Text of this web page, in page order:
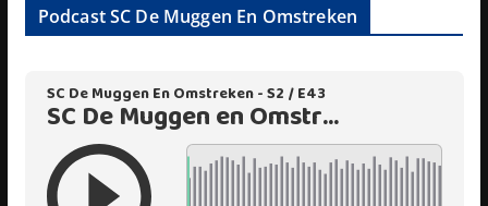
Podcast SC De Muggen En Omstreken